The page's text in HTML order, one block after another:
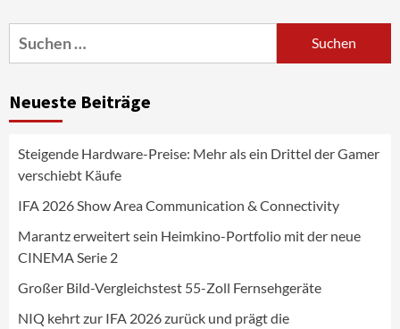
Suchen
nach:
Neueste Beiträge
Steigende Hardware-Preise: Mehr als ein Drittel der Gamer
verschiebt Käufe
IFA 2026 Show Area Communication & Connectivity
Marantz erweitert sein Heimkino-Portfolio mit der neue
CINEMA Serie 2
Großer Bild-Vergleichstest 55-Zoll Fernsehgeräte
NIQ kehrt zur IFA 2026 zurück und prägt die
4
News aus dem Internet
Fernsehgeräte
5
NIQ kehrt zur IFA 2026 zurück und prägt
die Branchendebatte
6
Aktuell
CHERRY baut Vertriebsteam in